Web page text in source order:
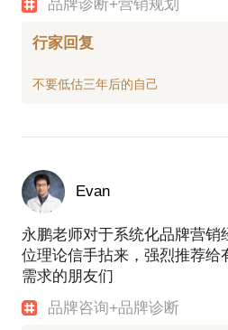
品牌诊断+营销规划
行家回复
Evan
永鹏老师对于系统化品牌营销
位理论信手拈来，强烈推荐给
需求的朋友们
品牌咨询+品牌诊断